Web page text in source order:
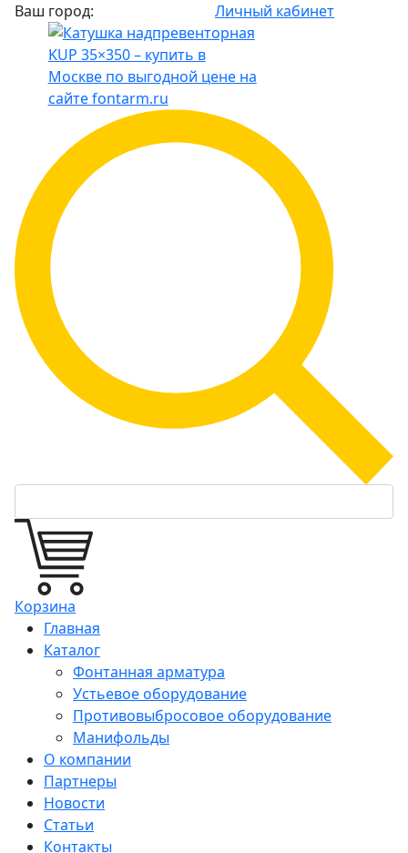
Ваш город: Личный кабинет
Корзина
Главная
Каталог
Фонтанная арматура
Устьевое оборудование
Противовыбросовое оборудование
Манифольды
О компании
Партнеры
Новости
Статьи
Контакты